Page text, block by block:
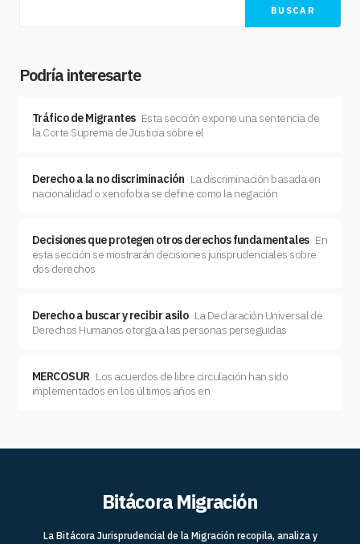
BUSCAR
Podría interesarte
Tráfico de Migrantes Esta sección expone una sentencia de
la Corte Suprema de Justicia sobre el
Derecho a la no discriminación La discriminación basada en
nacionalidad o xenofobia se define como la negación
Decisiones que protegen otros derechos fundamentales En
esta sección se mostrarán decisiones jurisprudenciales sobre
dos derechos
Derecho a buscar y recibir asilo La Declaración Universal de
Derechos Humanos otorga a las personas perseguidas
MERCOSUR Los acuerdos de libre circulación han sido
implementados en los últimos años en
Bitácora Migración
La Bitácora Jurisprudencial de la Migración recopila, analiza y